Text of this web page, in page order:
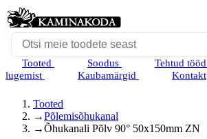
Tooted Soodus Tehtud tööd
lugemist
Kaubamärgid Kontakt
Tooted
→Põlemisõhukanal
→Õhukanali Põlv 90° 50x150mm ZN